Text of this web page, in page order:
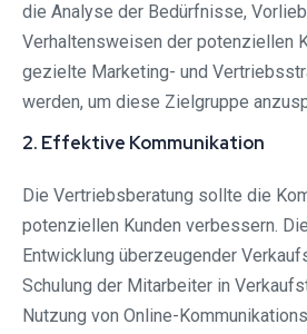
die Analyse der Bedürfnisse,
Verhaltensweisen der potenziellen
gezielte Marketing- und
werden, um diese Zielgruppe
2. Effektive Kommunikation
Die Vertriebsberatung sollte die
potenziellen Kunden verbessern.
Entwicklung überzeugender
Schulung der Mitarbeiter in
Nutzung von Online-